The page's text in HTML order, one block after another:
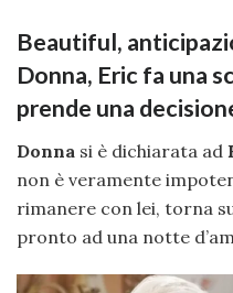
Beautiful,
Donna, Eric fa una
prende una
Donna si è dichiarata ad
non è veramente
rimanere con lei, torna
pronto ad una notte